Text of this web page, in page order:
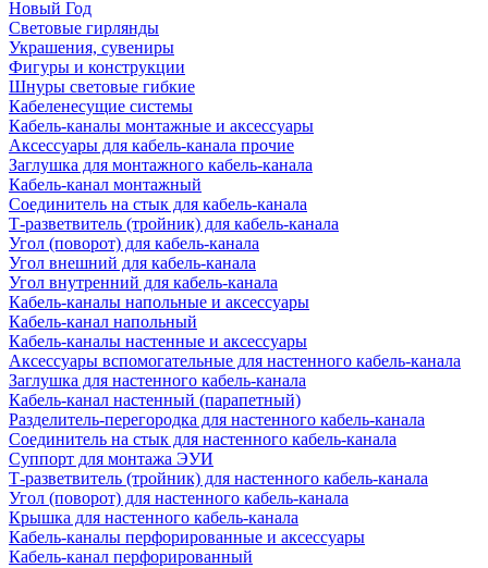
Новый Год
Световые гирлянды
Украшения, сувениры
Фигуры и конструкции
Шнуры световые гибкие
Кабеленесущие системы
Кабель-каналы монтажные и аксессуары
Аксессуары для кабель-канала прочие
Заглушка для монтажного кабель-канала
Кабель-канал монтажный
Соединитель на стык для кабель-канала
Т-разветвитель (тройник) для кабель-канала
Угол (поворот) для кабель-канала
Угол внешний для кабель-канала
Угол внутренний для кабель-канала
Кабель-каналы напольные и аксессуары
Кабель-канал напольный
Кабель-каналы настенные и аксессуары
Аксессуары вспомогательные для настенного кабель-канала
Заглушка для настенного кабель-канала
Кабель-канал настенный (парапетный)
Разделитель-перегородка для настенного кабель-канала
Соединитель на стык для настенного кабель-канала
Суппорт для монтажа ЭУИ
Т-разветвитель (тройник) для настенного кабель-канала
Угол (поворот) для настенного кабель-канала
Крышка для настенного кабель-канала
Кабель-каналы перфорированные и аксессуары
Кабель-канал перфорированный